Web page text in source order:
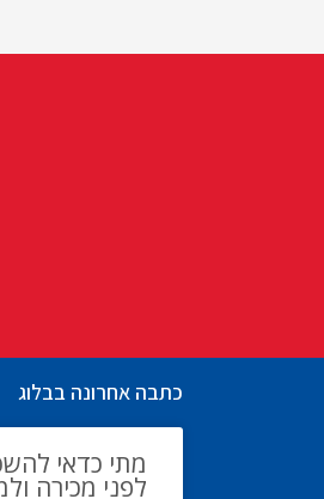
כתבה אחרונה בבלוג
מתי כדאי
לפני מכירה